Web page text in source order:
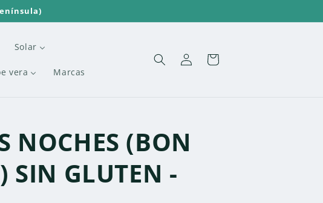
Solar
vera Marcas
Iniciar
sesión
Carrito
NOCHES (BON
SIN GLUTEN -